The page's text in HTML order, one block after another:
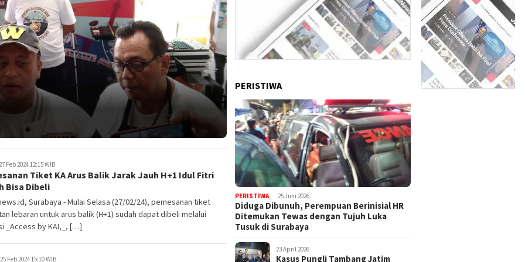
Feb 2024 12:15 WIB
Tiket KA Arus Balik Jarak Jauh H+1 Idul Fitri
Bisa Dibeli
Surabaya - Mulai Selasa (27/02/24), pemesanan tiket
lebaran untuk arus balik (H+1) sudah dapat dibeli melalui
_Access by KAI,_, […]
Feb 2024 15:10 WIB
PERISTIWA
PERISTIWA, 25 Juni 2026
Diduga Dibunuh, Perempuan Berinisial HR
Ditemukan Tewas dengan Tujuh Luka
Tusuk di Surabaya
23 April 2026
Kasus Pungli Tambang Jatim